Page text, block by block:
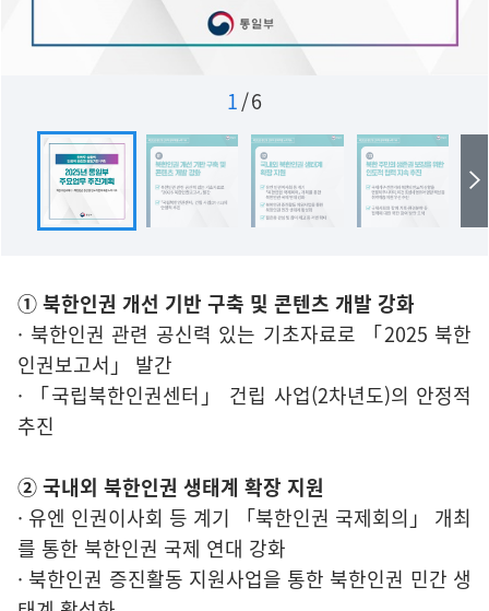
1/6
① 북한인권 개선 기반 구축 및 콘텐츠 개발 강화
· 북한인권 관련 공신력 있는 기초자료로 「2025 북한
인권보고서」 발간
· 「국립북한인권센터」 건립 사업(2차년도)의 안정적
추진
② 국내외 북한인권 생태계 확장 지원
· 유엔 인권이사회 등 계기 「북한인권 국제회의」 개최
를 통한 북한인권 국제 연대 강화
· 북한인권 증진활동 지원사업을 통한 북한인권 민간 생